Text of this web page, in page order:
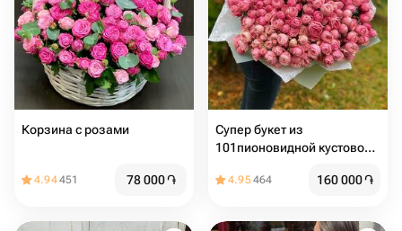
Корзина с розами
4.94451 78 000֏
Супер букет из
101пионовидной кустовой
4.95464 160 000֏